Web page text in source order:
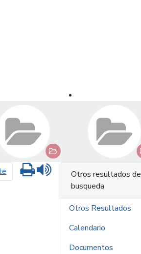
página siguiente
Imprimir
Otros resultados de
busqueda
Otros Resultados
Calendario
Documentos